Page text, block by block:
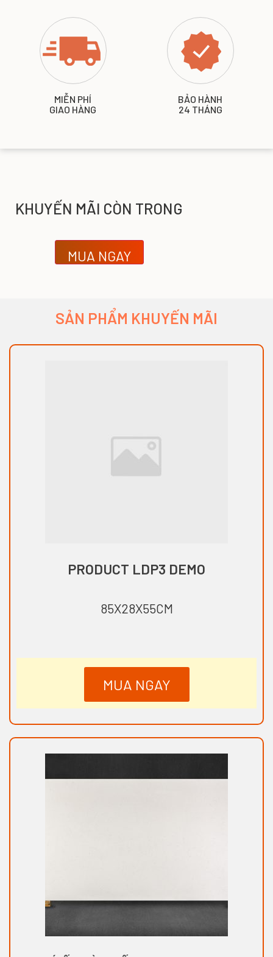
MIỄN PHÍ
GIAO HÀNG
BẢO HÀNH
24 THÁNG
KHUYẾN MÃI CÒN TRONG
MUA NGAY
SẢN PHẨM KHUYẾN MÃI
PRODUCT LDP3 DEMO
85X28X55CM
MUA NGAY